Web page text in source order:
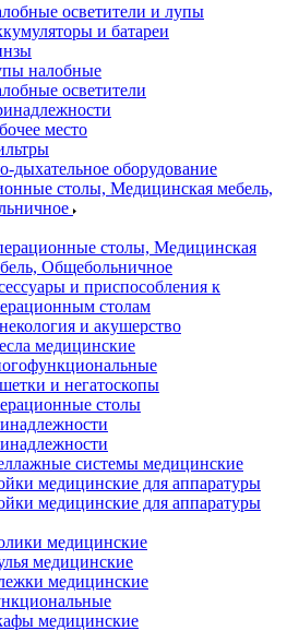
осветители и лупы
и батареи
налобные
осветители
место
дыхательное оборудование
столы, Медицинская мебель,
столы, Медицинская
Общебольничное
и приспособления к
столам
и акушерство
медицинские
и негатоскопы
столы
системы медицинские
медицинские для аппаратуры
медицинские для аппаратуры
медицинские
медицинские
медицинские
медицинские